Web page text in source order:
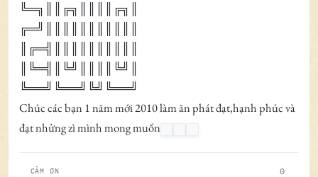
╚═╗║║╔╗║║║║╔╗║
╔═╝║║║║║║║║║║║
║╔═╣║║║║║║║║║║
║╚═╣║╚╝║║║║╚╝║
╚══╝╚══╝╚╝╚══╝
Chúc các bạn 1 năm mới 2010 làm ăn phát đạt,hạnh phúc và
đạt nhửng zì mình mong muốn
CẢM ƠN 0